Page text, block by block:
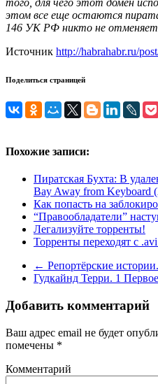
этом все еще остаются
146 УК РФ никто не
Источник http://habrahabr.ru/
Поделиться страницей
Похожие записи:
Пиратская Бухта: В
Bay Away from Keyboard
Как попасть на
“Правообладатели”
Легализуйте торренты!
Торренты переходят с
← Репортёрские
Гудкайнд Терри. 1
Добавить комментарий
Ваш адрес email не будет
помечены *
Комментарий